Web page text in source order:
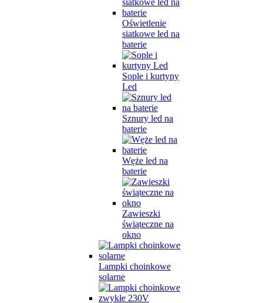
Oświetlenie
siatkowe led na
baterie
Sople i kurtyny
Led
Sznury led na
baterie
Węże led na
baterie
Zawieszki
świąteczne na
okno
Lampki choinkowe
solarne